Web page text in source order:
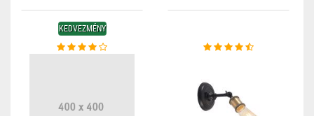
KEDVEZMÉNY